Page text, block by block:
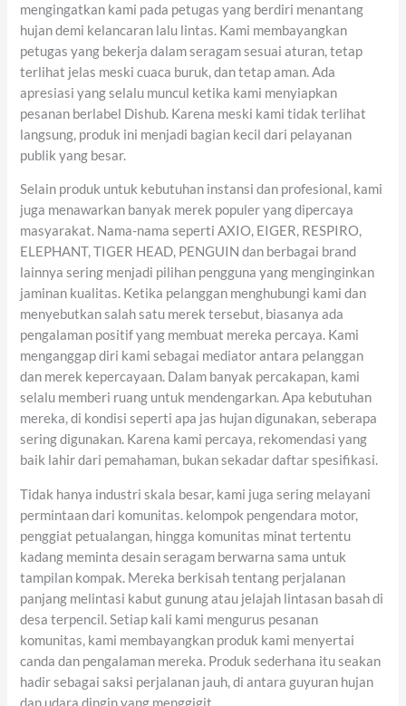
mengingatkan kami pada petugas yang berdiri menantang
hujan demi kelancaran lalu lintas. Kami membayangkan
petugas yang bekerja dalam seragam sesuai aturan, tetap
terlihat jelas meski cuaca buruk, dan tetap aman. Ada
apresiasi yang selalu muncul ketika kami menyiapkan
pesanan berlabel Dishub. Karena meski kami tidak terlihat
langsung, produk ini menjadi bagian kecil dari pelayanan
publik yang besar.
Selain produk untuk kebutuhan instansi dan profesional, kami
juga menawarkan banyak merek populer yang dipercaya
masyarakat. Nama-nama seperti AXIO, EIGER, RESPIRO,
ELEPHANT, TIGER HEAD, PENGUIN dan berbagai brand
lainnya sering menjadi pilihan pengguna yang menginginkan
jaminan kualitas. Ketika pelanggan menghubungi kami dan
menyebutkan salah satu merek tersebut, biasanya ada
pengalaman positif yang membuat mereka percaya. Kami
menganggap diri kami sebagai mediator antara pelanggan
dan merek kepercayaan. Dalam banyak percakapan, kami
selalu memberi ruang untuk mendengarkan. Apa kebutuhan
mereka, di kondisi seperti apa jas hujan digunakan, seberapa
sering digunakan. Karena kami percaya, rekomendasi yang
baik lahir dari pemahaman, bukan sekadar daftar spesifikasi.
Tidak hanya industri skala besar, kami juga sering melayani
permintaan dari komunitas. kelompok pengendara motor,
penggiat petualangan, hingga komunitas minat tertentu
kadang meminta desain seragam berwarna sama untuk
tampilan kompak. Mereka berkisah tentang perjalanan
panjang melintasi kabut gunung atau jelajah lintasan basah di
desa terpencil. Setiap kali kami mengurus pesanan
komunitas, kami membayangkan produk kami menyertai
canda dan pengalaman mereka. Produk sederhana itu seakan
hadir sebagai saksi perjalanan jauh, di antara guyuran hujan
dan udara dingin yang menggigit.